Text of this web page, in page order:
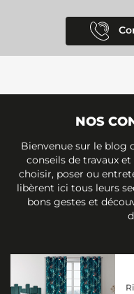
NOS
Bienvenue sur le blog
conseils de travaux
choisir, poser ou
libèrent ici tous leurs
bons gestes et